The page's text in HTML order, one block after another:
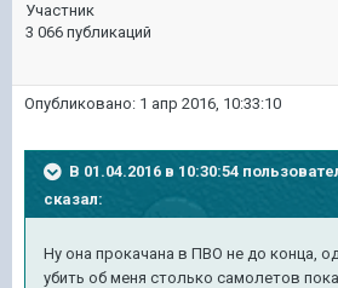
Участник
3 066 публикаций
Опубликовано: 1 апр 2016, 10:33:10
В 01.04.2016 в 10:30:54
сказал:
Ну она прокачана в ПВО не до конца,
убить об меня столько самолетов